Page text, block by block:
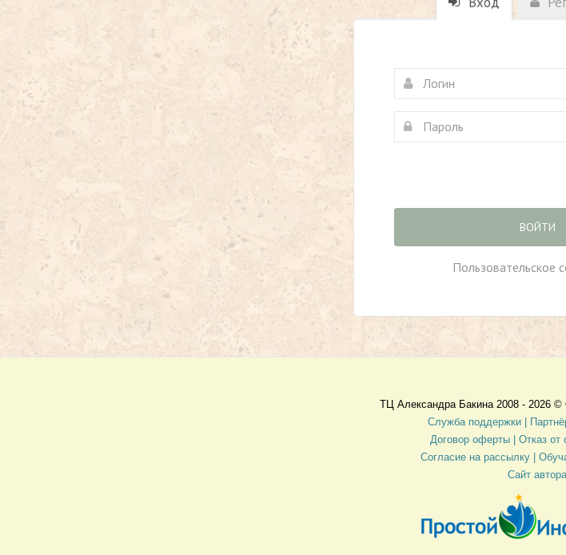
ВОЙТИ
Пользовательское
ТЦ Александра Бакина 2008 - 2026 ©
Служба поддержки |
Договор оферты
| Отказ от
Согласие на рассылку |
Сайт автора